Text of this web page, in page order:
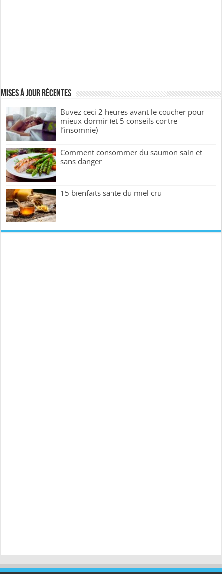
Mises à jour récentes
Buvez ceci 2 heures avant le coucher pour
mieux dormir (et 5 conseils contre
l’insomnie)
Comment consommer du saumon sain et
sans danger
15 bienfaits santé du miel cru